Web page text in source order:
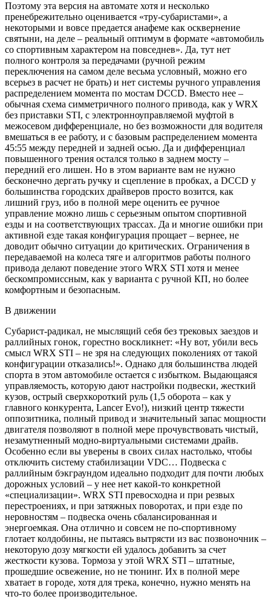
Поэтому эта версия на автомате хотя и несколько
пренебрежительно оценивается «тру-субаристами», а
некоторыми и вовсе предается анафеме как осквернение
святыни, на деле – реальный оптимум в формате «автомобиль
со спортивным характером на повседнев». Да, тут нет
полного контроля за передачами (ручной режим
переключения на самом деле весьма условный, можно его
всерьез в расчет не брать) и нет системы ручного управления
распределением момента по мостам DCCD. Вместо нее –
обычная схема симметричного полного привода, как у WRX
без приставки STI, с электронноуправляемой муфтой в
межосевом дифференциале, но без возможности для водителя
вмешаться в ее работу, и с базовым распределением момента
45:55 между передней и задней осью. Да и дифференциал
повышенного трения остался только в заднем мосту –
передний его лишен. Но в этом варианте вам не нужно
бесконечно дергать ручку и сцепление в пробках, а DCCD у
большинства городских драйверов просто возится, как
лишний груз, ибо в полной мере оценить ее ручное
управление можно лишь с серьезным опытом спортивной
езды и на соответствующих трассах. Да и многие ошибки при
активной езде такая конфигурация прощает – вернее, не
доводит обычно ситуации до критических. Ограничения в
передаваемой на колеса тяге и алгоритмов работы полного
привода делают поведение этого WRX STI хотя и менее
бескомпромиссным, как у варианта с ручной КП, но более
комфортным и безопасным.
В движении
Субарист-радикал, не мыслящий себя без трековых заездов и
раллийных гонок, горестно воскликнет: «Ну вот, убили весь
смысл WRX STI – не зря на следующих поколениях от такой
конфигурации отказались!». Однако для большинства людей
спорта в этом автомобиле остается с избытком. Выдающаяся
управляемость, которую дают настройки подвески, жесткий
кузов, острый сверхкороткий руль (1,5 оборота – как у
главного конкурента, Lancer Evo!), низкий центр тяжести
оппозитника, полный привод и значительный запас мощности
двигателя позволяют в полной мере прочувствовать чистый,
незамутненный модно-виртуальными системами драйв.
Особенно если вы уверены в своих силах настолько, чтобы
отключить систему стабилизации VDC… Подвеска с
раллийным бэкграундом идеально подходит для почти любых
дорожных условий – у нее нет какой-то конкретной
«специализации». WRX STI превосходна и при резвых
перестроениях, и при затяжных поворотах, и при езде по
неровностям – подвеска очень сбалансированная и
энергоемкая. Она отлично и совсем не по-спортивному
глотает колдобины, не пытаясь вытрясти из вас позвоночник –
некоторую дозу мягкости ей удалось добавить за счет
жесткости кузова. Тормоза у этой WRX STI – штатные,
прошедшие освежение, но не тюнинг. Их в полной мере
хватает в городе, хотя для трека, конечно, нужно менять на
что-то более производительное.